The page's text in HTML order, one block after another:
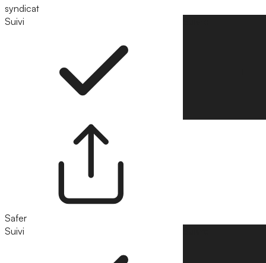
syndicat
Suivi
Safer
Suivi